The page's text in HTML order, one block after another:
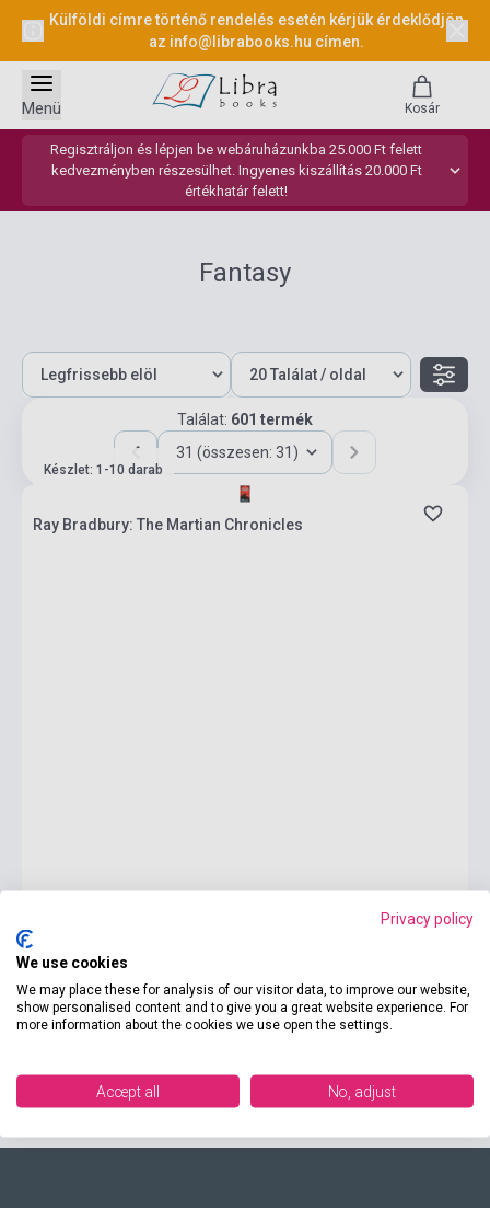
Külföldi címre történő rendelés esetén kérjük érdeklődjön
az info@librabooks.hu címen.
Regisztráljon és lépjen be webáruházunkba 25.000 Ft felett
kedvezményben részesülhet. Ingyenes kiszállítás 20.000 Ft
értékhatár felett!
Menü Kosár
Fantasy
Találat: 601 termék
31 (összesen: 31)
Készlet: 1-10 darab
Ray Bradbury: The Martian Chronicles
4 825 Ft
Privacy policy
We use cookies
We may place these for analysis of our visitor data, to improve our website,
show personalised content and to give you a great website experience. For
more information about the cookies we use open the settings.
Accept all No, adjust